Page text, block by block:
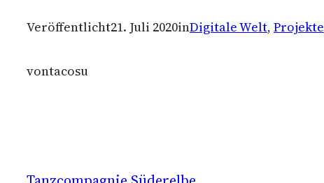
Veröffentlicht21. Juli 2020inDigitale Welt, Projekte
vontacosu